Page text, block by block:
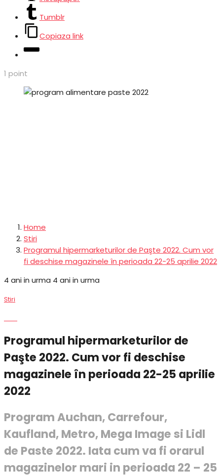
Tumblr
Copiaza link
1 point
Home
Stiri
Programul hipermarketurilor de Paşte 2022. Cum vor
fi deschise magazinele în perioada 22-25 aprilie 2022
4 ani in urma 4 ani in urma
Stiri
Programul hipermarketurilor de
Paşte 2022. Cum vor fi deschise
magazinele în perioada 22-25 aprilie
2022
Program Auchan, Carrefour,
Kaufland, Metro, Mega Image si Lidl
de Paste 2022. Iata cum va fi orarul
magazinelor mari in perioada 22 – 25